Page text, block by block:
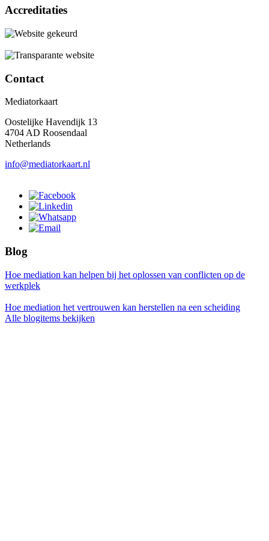
Accreditaties
Contact
Mediatorkaart
Oostelijke Havendijk 13
4704 AD Roosendaal
Netherlands
info@mediatorkaart.nl
Blog
Hoe mediation kan helpen bij het oplossen van conflicten op de
werkplek
Hoe mediation het vertrouwen kan herstellen na een scheiding
Alle blogitems bekijken